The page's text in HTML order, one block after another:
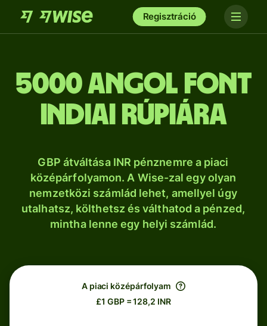
Regisztráció
5000 angol font
indiai rúpiára
GBP átváltása INR pénznemre a piaci
középárfolyamon. A Wise-zal egy olyan
nemzetközi számlád lehet, amellyel úgy
utalhatsz, költhetsz és válthatod a pénzed,
mintha lenne egy helyi számlád.
A piaci középárfolyam
£1 GBP = 128,2 INR